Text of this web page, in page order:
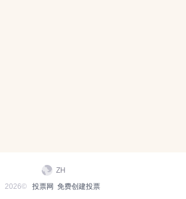
2026© 投票网 免费创建投票
ZH